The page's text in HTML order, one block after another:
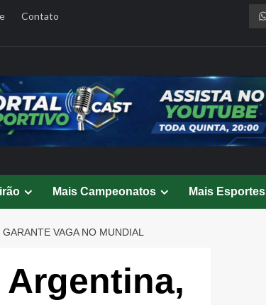
Contato
Mais Campeonatos Mais Esportes
VAGA NO MUNDIAL